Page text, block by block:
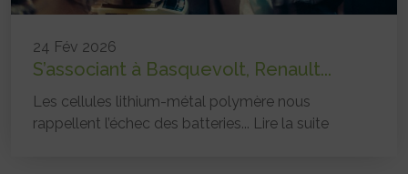
24 Fév 2026
S’associant à Basquevolt, Renault...
Les cellules lithium-métal polymère nous
rappellent l’échec des batteries... Lire la suite